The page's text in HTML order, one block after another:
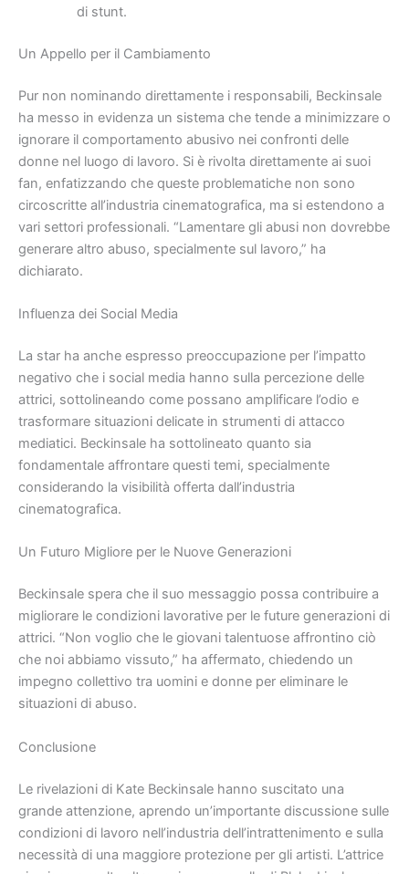
di stunt.
Un Appello per il Cambiamento
Pur non nominando direttamente i responsabili, Beckinsale
ha messo in evidenza un sistema che tende a minimizzare o
ignorare il comportamento abusivo nei confronti delle
donne nel luogo di lavoro. Si è rivolta direttamente ai suoi
fan, enfatizzando che queste problematiche non sono
circoscritte all’industria cinematografica, ma si estendono a
vari settori professionali. “Lamentare gli abusi non dovrebbe
generare altro abuso, specialmente sul lavoro,” ha
dichiarato.
Influenza dei Social Media
La star ha anche espresso preoccupazione per l’impatto
negativo che i social media hanno sulla percezione delle
attrici, sottolineando come possano amplificare l’odio e
trasformare situazioni delicate in strumenti di attacco
mediatici. Beckinsale ha sottolineato quanto sia
fondamentale affrontare questi temi, specialmente
considerando la visibilità offerta dall’industria
cinematografica.
Un Futuro Migliore per le Nuove Generazioni
Beckinsale spera che il suo messaggio possa contribuire a
migliorare le condizioni lavorative per le future generazioni di
attrici. “Non voglio che le giovani talentuose affrontino ciò
che noi abbiamo vissuto,” ha affermato, chiedendo un
impegno collettivo tra uomini e donne per eliminare le
situazioni di abuso.
Conclusione
Le rivelazioni di Kate Beckinsale hanno suscitato una
grande attenzione, aprendo un’importante discussione sulle
condizioni di lavoro nell’industria dell’intrattenimento e sulla
necessità di una maggiore protezione per gli artisti. L’attrice